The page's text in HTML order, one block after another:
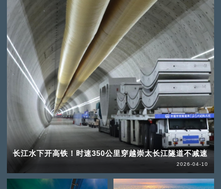
长江水下开高铁！时速350公里穿越崇太长江隧道不减速
2026-04-10